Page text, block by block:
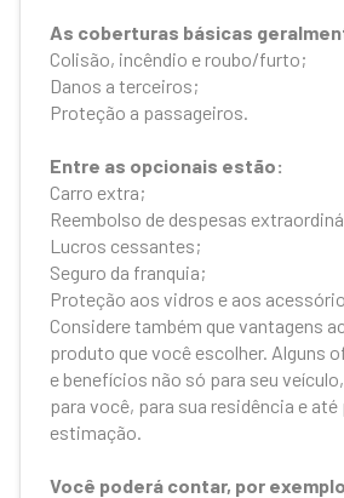
As coberturas básicas
Colisão, incêndio e roubo/furto;
Danos a terceiros;
Proteção a passageiros.
Entre as opcionais estão:
Carro extra;
Reembolso de despesas
Lucros cessantes;
Seguro da franquia;
Proteção aos vidros e aos
Considere também que vantagens
produto que você escolher. Alguns
e benefícios não só para seu
para você, para sua residência e até
estimação.
Você poderá contar, por